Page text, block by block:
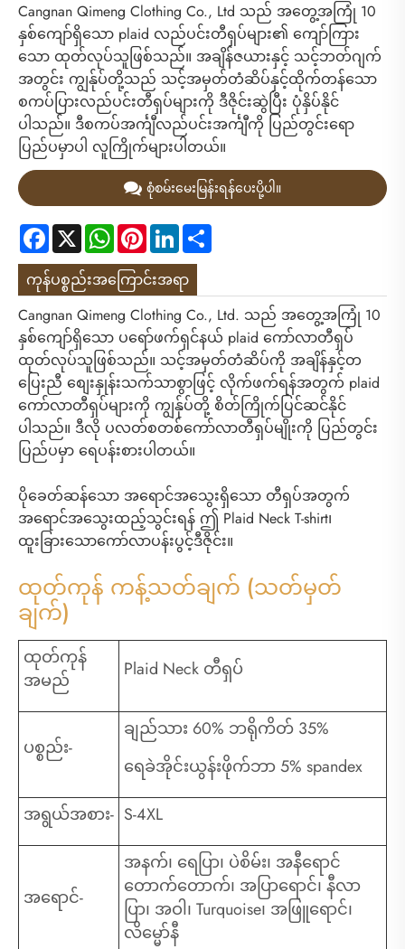
Cangnan Qimeng Clothing Co., Ltd သည် အတွေ့အကြုံ 10
နှစ်ကျော်ရှိသော plaid လည်ပင်းတီရှပ်များ၏ ကျော်ကြား
သော ထုတ်လုပ်သူဖြစ်သည်။ အချိန်ဇယားနှင့် သင့်ဘတ်ဂျက်
အတွင်း ကျွန်ုပ်တို့သည် သင့်အမှတ်တံဆိပ်နှင့်ထိုက်တန်သော
စကပ်ပြားလည်ပင်းတီရှပ်များကို ဒီဇိုင်းဆွဲပြီး ပုံနှိပ်နိုင်
ပါသည်။ ဒီစကပ်အင်္ကျီလည်ပင်းအင်္ကျီကို ပြည်တွင်းရော
ပြည်ပမှာပါ လူကြိုက်များပါတယ်။
စုံစမ်းမေးမြန်းရန်ပေးပို့ပါ။
Facebook
X WhatsApp
PinterestLinkedIn
ကုန်ပစ္စည်းအကြောင်းအရာ
Cangnan Qimeng Clothing Co., Ltd. သည် အတွေ့အကြုံ 10
နှစ်ကျော်ရှိသော ပရော်ဖက်ရှင်နယ် plaid ကော်လာတီရှပ်
ထုတ်လုပ်သူဖြစ်သည်။ သင့်အမှတ်တံဆိပ်ကို အချိန်နှင့်တ
ပြေးညီ စျေးနှုန်းသက်သာစွာဖြင့် လိုက်ဖက်ရန်အတွက် plaid
ကော်လာတီရှပ်များကို ကျွန်ုပ်တို့ စိတ်ကြိုက်ပြင်ဆင်နိုင်
ပါသည်။ ဒီလို ပလတ်စတစ်ကော်လာတီရှပ်မျိုးကို ပြည်တွင်း
ပြည်ပမှာ ရေပန်းစားပါတယ်။
ပိုခေတ်ဆန်သော အရောင်အသွေးရှိသော တီရှပ်အတွက်
အရောင်အသွေးထည့်သွင်းရန် ဤ Plaid Neck T-shirt၊
ထူးခြားသောကော်လာပန်းပွင့်ဒီဇိုင်း။
ထုတ်ကုန် ကန့်သတ်ချက် (သတ်မှတ်
ချက်)
ထုတ်ကုန်
အမည်
Plaid Neck တီရှပ်
ပစ္စည်း-
ချည်သား 60% ဘရိုကိတ် 35%
ရေခဲအိုင်းယွန်းဖိုက်ဘာ 5% spandex
အရွယ်အစား- S-4XL
အရောင်-
အနက်၊ ရေပြာ၊ ပဲစိမ်း၊ အနီရောင်
တောက်တောက်၊ အပြာရောင်၊ နီလာ
ပြာ၊ အဝါ၊ Turquoise၊ အဖြူရောင်၊
လိမ္မော်နီ